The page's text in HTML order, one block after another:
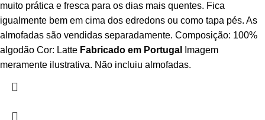
muito prática e fresca para os dias mais quentes. Fica
igualmente bem em cima dos edredons ou como tapa pés. As
almofadas são vendidas separadamente. Composição: 100%
algodão Cor: Latte Fabricado em Portugal
Imagem
meramente ilustrativa. Não incluiu almofadas.